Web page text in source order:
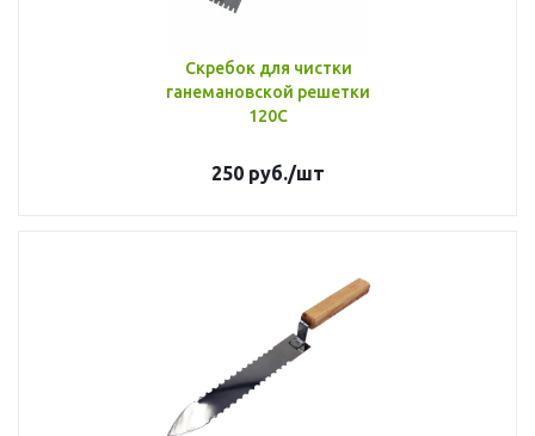
Скребок для чистки
ганемановской решетки
120C
250 руб./шт